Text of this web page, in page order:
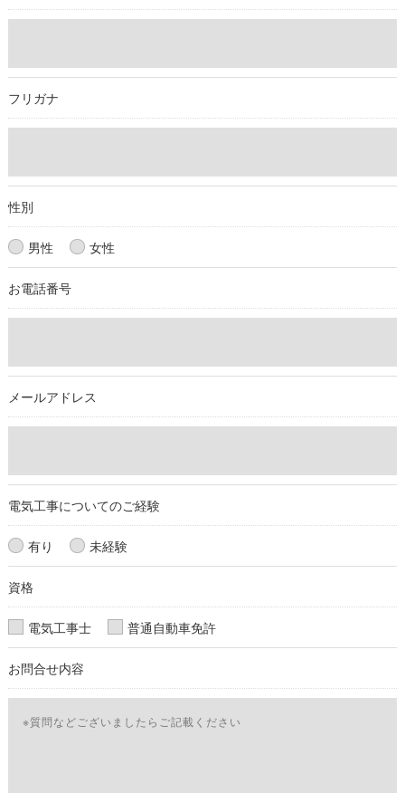
外部に委託する場合があります。
これらの委託先に対しては個人情報保護契約等の措置をとり、
適切な監督を行います。
当社では、個人情報の漏洩等がなされないよう、適切に安全管
理対策を実施します。
＜個人情報を与えなかった場合に生じる結果＞
必要な情報を頂けない場合は、それに対応した当社のサービス
をご提供できない場合がございますので予めご了承ください。
続を定めさせて頂いております。
ご本人である事を確認のうえ、対応させて頂きます。
個人情報の開示･訂正･削除・利用停止の具体的手続きにつきま
フリガナ
性別
男性 女性
お電話番号
メールアドレス
電気工事についてのご経験
有り 未経験
資格
電気工事士 普通自動車免許
お問合せ内容